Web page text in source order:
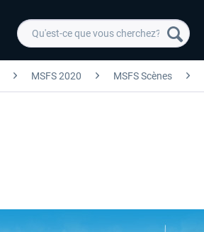
MSFS 2020 MSFS Scènes